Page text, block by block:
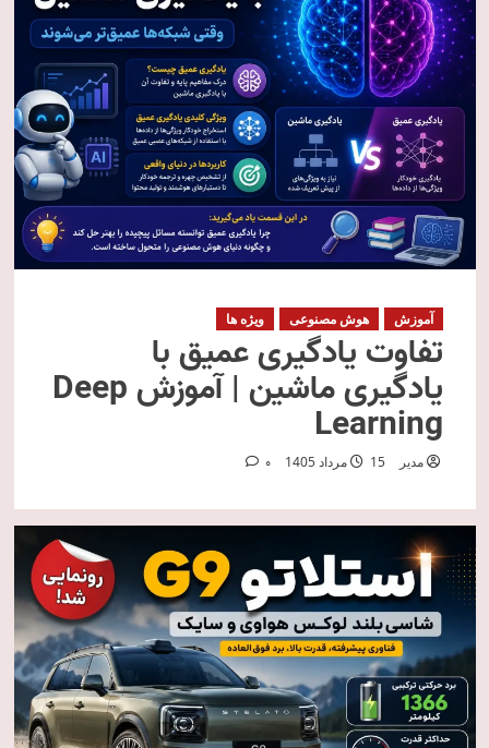
آموزش هوش مصنوعی ویژه ها
تفاوت یادگیری عمیق با
یادگیری ماشین | آموزش Deep
Learning
مدیر 15 مرداد 1405 0